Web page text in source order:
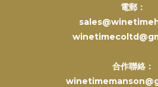
電郵：
合作聯絡：